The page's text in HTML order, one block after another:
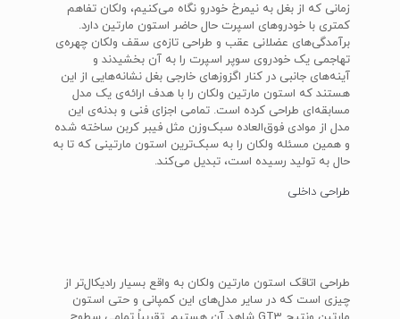
زمانی که از بغل به نیمرخ خودرو نگاه می‌کنیم، ولکان تفاهم
کمتری با خودروهای اسپرت حال حاضر استون مارتین دارد.
برآمدگی‌های عضلانی عقب و طراحی تازه‌ی سقف ولکان چهره‌ی
تهاجمی یک خودروی سوپر اسپرت را به آن بخشیدند و
آینه‌های جانبی در کنار اگزوزهای خارجی بغل نشانه‌هایی از این
هستند که استون مارتین ولکان را با هدف ارائه‌ی یک مدل
مسابقه‌ای طراحی کرده است. تمامی اجزای فنی و بدنه‌ی این
مدل از موادی فوق‌العاده سبک‌وزن مثل فیبر کربن ساخته شده
و همین مسئله ولکان را به سبک‌ترین استون مارتینی که تا به
حال به تولید رسیده است، تبدیل می‌کند.
طراحی داخلی
طراحی اتاقک استون مارتین ولکان به واقع بسیار رادیکال‌تر از
چیزی است که در سایر مدل‌های این کمپانی و حتی استون